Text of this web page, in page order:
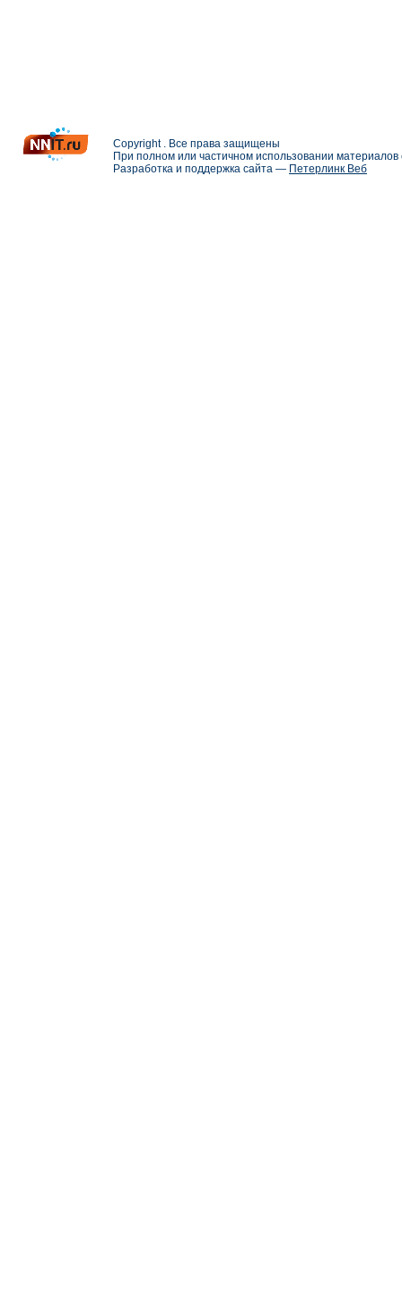
Copyright . Все права защищены
При полном или частичном использовании
Разработка и поддержка сайта — Петерлинк Веб